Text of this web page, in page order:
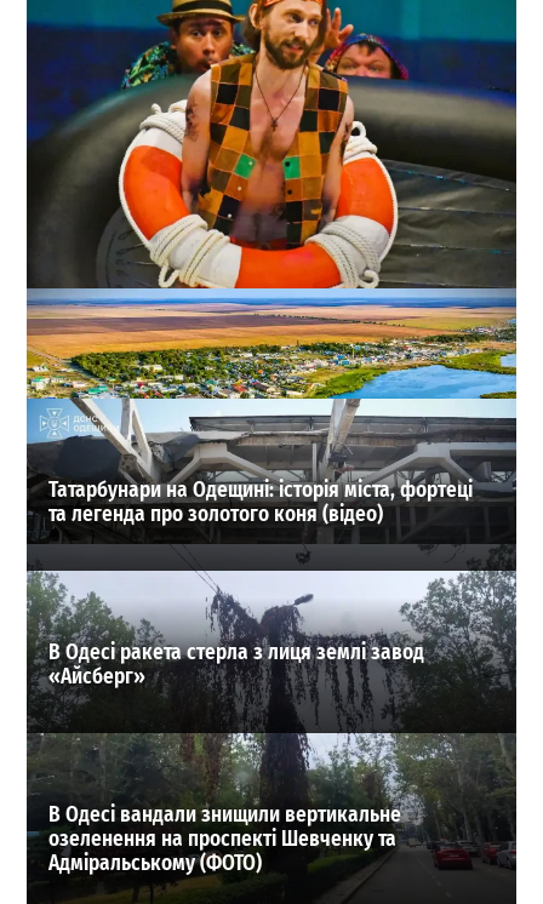
В Одесі поставили Шекспіра у декораціях сучасного
пляжу
0
02-08-2026 в 21:13
ВИБІР РЕДАКЦІЇ
Татарбунари на Одещині: історія міста, фортеці
та легенда про золотого коня (відео)
В Одесі ракета стерла з лиця землі завод
«Айсберг»
В Одесі вандали знищили вертикальне
озеленення на проспекті Шевченку та
Адміральському (ФОТО)